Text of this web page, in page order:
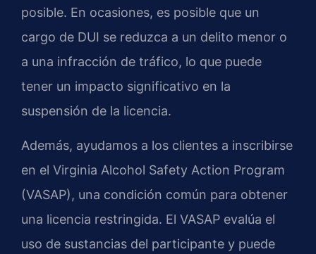
posible. En ocasiones, es posible que un
cargo de DUI se reduzca a un delito menor o
a una infracción de tráfico, lo que puede
tener un impacto significativo en la
suspensión de la licencia.
Además, ayudamos a los clientes a inscribirse
en el Virginia Alcohol Safety Action Program
(VASAP), una condición común para obtener
una licencia restringida. El VASAP evalúa el
uso de sustancias del participante y puede